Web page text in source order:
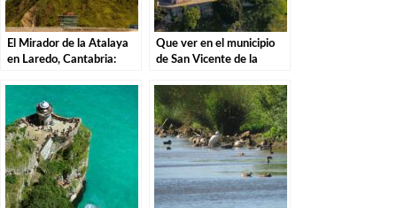
El Mirador de la Atalaya
en Laredo, Cantabria:
Que ver en el municipio
de San Vicente de la